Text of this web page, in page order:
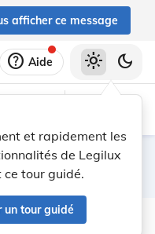
afficher ce message
help Aide
et rapidement les
de Legilux
ce tour guidé.
un tour guidé
light_mode dark_mode